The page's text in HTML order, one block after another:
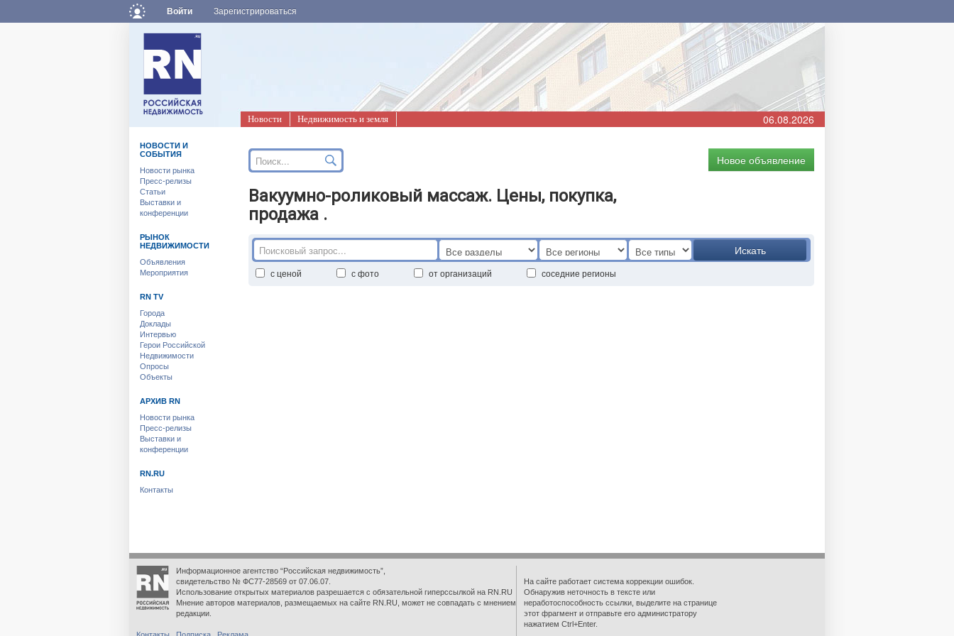
Войти Зарегистрироваться
Новости Недвижимость и земля 06.08.2026
Новое объявление
Вакуумно-роликовый массаж. Цены, покупка,
продажа .
Искать
с ценой с фото от организаций соседние регионы
НОВОСТИ И
СОБЫТИЯ
Новости рынка
Пресс-релизы
Статьи
Выставки и
конференции
РЫНОК
НЕДВИЖИМОСТИ
Объявления
Мероприятия
RN TV
Города
Доклады
Интервью
Герои Российской
Недвижимости
Опросы
Объекты
АРХИВ RN
Новости рынка
Пресс-релизы
Выставки и
конференции
RN.RU
Контакты
Информационное агентство “Российская недвижимость”,
свидетельство № ФС77-28569 от 07.06.07.
Использование открытых материалов разрешается с обязательной гиперссылкой на RN.RU
Мнение авторов материалов, размещаемых на сайте RN.RU, может не совпадать с мнением
редакции.
На сайте работает система коррекции ошибок.
Обнаружив неточность в тексте или
неработоспособность ссылки, выделите на странице
этот фрагмент и отправьте его администратору
нажатием Ctrl+Enter.